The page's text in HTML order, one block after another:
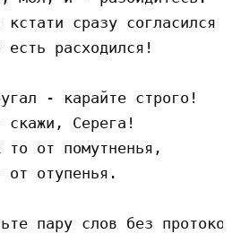
сразу согласился -
расходился!
- карайте строго!
Серега!
от помутненья,
отупенья.
пару слов без